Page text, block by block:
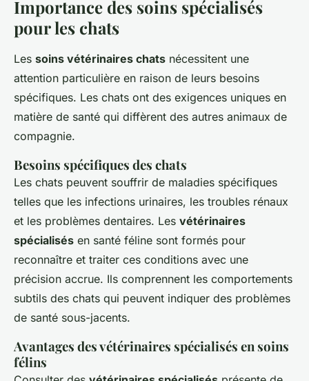
Importance des soins spécialisés
pour les chats
Les soins vétérinaires chats nécessitent une
attention particulière en raison de leurs besoins
spécifiques. Les chats ont des exigences uniques en
matière de santé qui diffèrent des autres animaux de
compagnie.
Besoins spécifiques des chats
Les chats peuvent souffrir de maladies spécifiques
telles que les infections urinaires, les troubles rénaux
et les problèmes dentaires. Les vétérinaires
spécialisés en santé féline sont formés pour
reconnaître et traiter ces conditions avec une
précision accrue. Ils comprennent les comportements
subtils des chats qui peuvent indiquer des problèmes
de santé sous-jacents.
Avantages des vétérinaires spécialisés en soins
félins